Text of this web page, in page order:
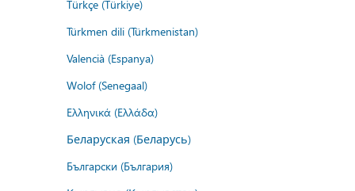
Türkçe (Türkiye)
Türkmen dili (Türkmenistan)
Valencià (Espanya)
Wolof (Senegaal)
Ελληνικά (Ελλάδα)
Беларуская (Беларусь)
Български (България)